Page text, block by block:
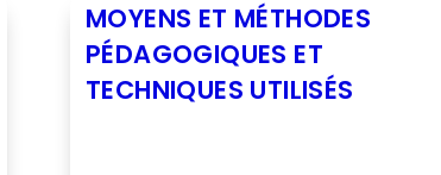
MOYENS ET MÉTHODES
PÉDAGOGIQUES ET
TECHNIQUES UTILISÉS